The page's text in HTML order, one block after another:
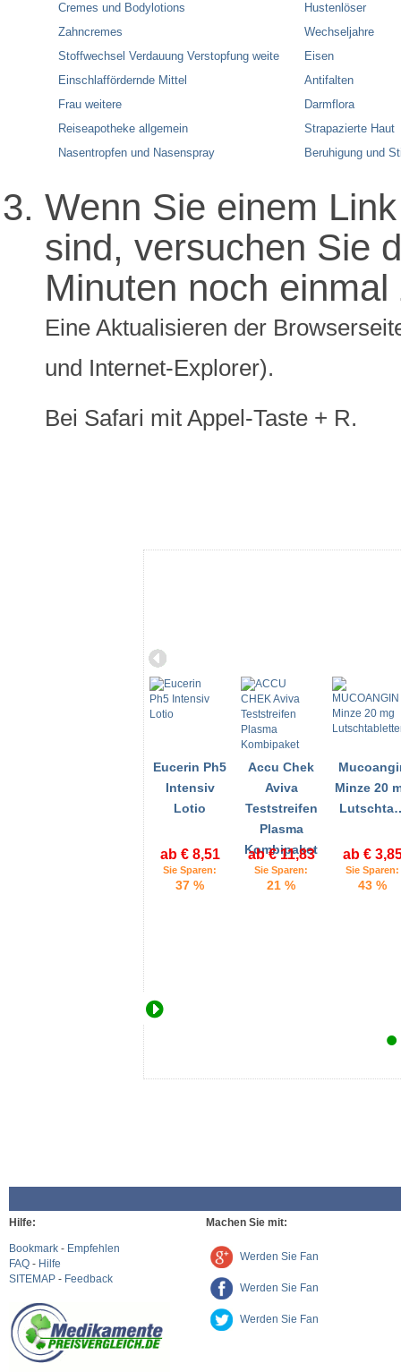
Cremes und Bodylotions
Zahncremes
Stoffwechsel Verdauung Verstopfung weite
Einschlaffördernde Mittel
Frau weitere
Reiseapotheke allgemein
Nasentropfen und Nasenspray
Hustenlöser
Wechseljahre
Eisen
Antifalten
Darmflora
Strapazierte Haut
Beruhigung und
Wenn Sie einem
sind, versuchen Sie
Minuten noch
Eine Aktualisieren der
und Internet-Explorer).
Bei Safari mit Appel-Taste + R.
Eucerin Ph5
Intensiv
Lotio
ab € 8,51
Sie Sparen:
37 %
Accu Chek
Aviva
Teststreifen
Plasma
Kombipaket
ab € 11,83
Sie Sparen:
21 %
Minze 20
ab €
Sie Sparen:
43 %
Hilfe:
Bookmark - Empfehlen
FAQ - Hilfe
SITEMAP - Feedback
Machen Sie mit:
Werden Sie Fan
Werden Sie Fan
Werden Sie Fan